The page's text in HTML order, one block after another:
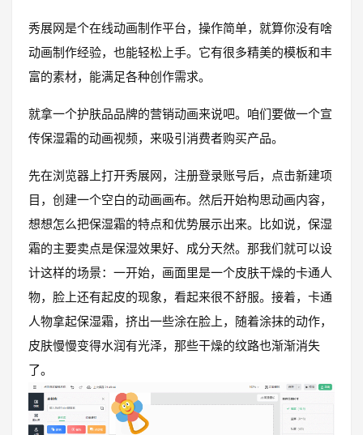
秀展网是个在线动画制作平台，操作简单，就算你没有啥
动画制作经验，也能轻松上手。它有很多精美的模板和丰
富的素材，能满足各种创作需求。
就拿一个护肤品品牌的营销动画来说吧。咱们要做一个宣
传保湿霜的动画视频，来吸引消费者购买产品。
先在浏览器上打开秀展网，注册登录账号后，点击新建项
目，创建一个空白的动画画布。然后开始构思动画内容，
想想怎么把保湿霜的特点和优势展示出来。比如说，保湿
霜的主要卖点是保湿效果好、成分天然。那我们就可以设
计这样的场景：一开始，画面里是一个皮肤干燥的卡通人
物，脸上还有起皮的现象，看起来很不舒服。接着，卡通
人物拿起保湿霜，挤出一些涂在脸上，随着涂抹的动作，
皮肤慢慢变得水润有光泽，那些干燥的纹路也渐渐消失
了。